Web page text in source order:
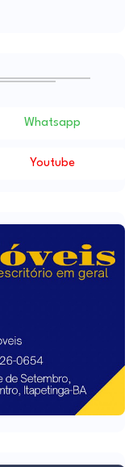
Whatsapp
Youtube